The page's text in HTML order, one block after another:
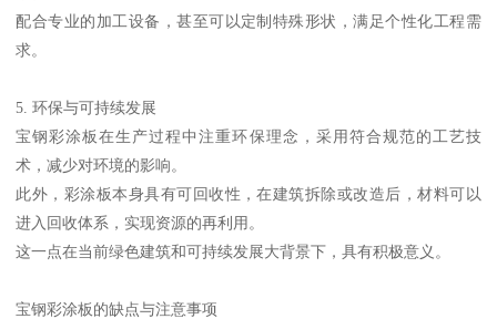
配合专业的加工设备，甚至可以定制特殊形状，满足个性化工程需
求。
5. 环保与可持续发展
宝钢彩涂板在生产过程中注重环保理念，采用符合规范的工艺技
术，减少对环境的影响。
此外，彩涂板本身具有可回收性，在建筑拆除或改造后，材料可以
进入回收体系，实现资源的再利用。
这一点在当前绿色建筑和可持续发展大背景下，具有积极意义。
宝钢彩涂板的缺点与注意事项